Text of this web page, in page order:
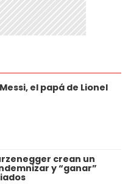
el papá de Lionel
crean un
y “ganar”